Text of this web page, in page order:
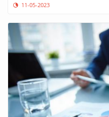
11-05-2023